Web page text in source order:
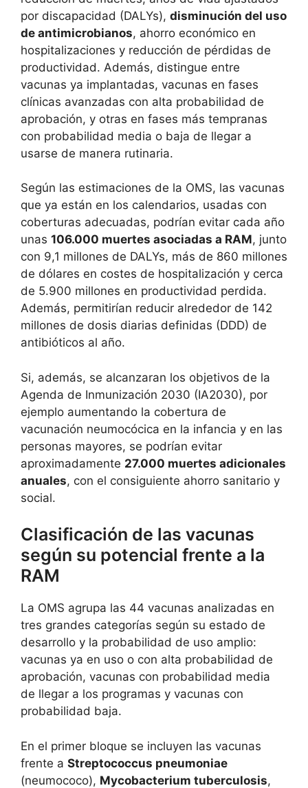
por discapacidad (DALYs), disminución del uso
de antimicrobianos, ahorro económico en
hospitalizaciones y reducción de pérdidas de
productividad. Además, distingue entre
vacunas ya implantadas, vacunas en fases
clínicas avanzadas con alta probabilidad de
aprobación, y otras en fases más tempranas
con probabilidad media o baja de llegar a
usarse de manera rutinaria.
Según las estimaciones de la OMS, las vacunas
que ya están en los calendarios, usadas con
coberturas adecuadas, podrían evitar cada año
unas 106.000 muertes asociadas a RAM, junto
con 9,1 millones de DALYs, más de 860 millones
de dólares en costes de hospitalización y cerca
de 5.900 millones en productividad perdida.
Además, permitirían reducir alrededor de 142
millones de dosis diarias definidas (DDD) de
antibióticos al año.
Si, además, se alcanzaran los objetivos de la
Agenda de Inmunización 2030 (IA2030), por
ejemplo aumentando la cobertura de
vacunación neumocócica en la infancia y en las
personas mayores, se podrían evitar
aproximadamente 27.000 muertes adicionales
anuales, con el consiguiente ahorro sanitario y
social.
Clasificación de las vacunas
según su potencial frente a la
RAM
La OMS agrupa las 44 vacunas analizadas en
tres grandes categorías según su estado de
desarrollo y la probabilidad de uso amplio:
vacunas ya en uso o con alta probabilidad de
aprobación, vacunas con probabilidad media
de llegar a los programas y vacunas con
probabilidad baja.
En el primer bloque se incluyen las vacunas
frente a Streptococcus pneumoniae
(neumococo), Mycobacterium tuberculosis,